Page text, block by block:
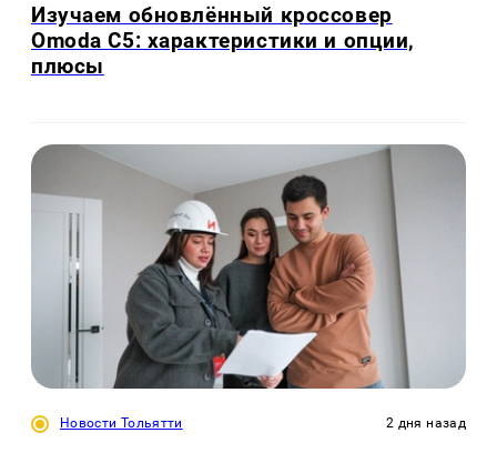
Изучаем обновлённый кроссовер
Omoda C5: характеристики и опции,
плюсы
Новости Тольятти 2 дня назад